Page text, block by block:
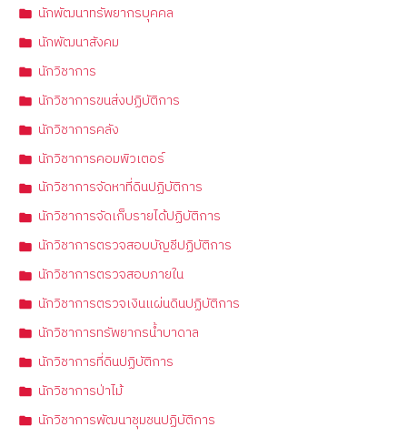
นักพัฒนาทรัพยากรบุคคล
นักพัฒนาสังคม
นักวิชาการ
นักวิชาการขนส่งปฏิบัติการ
นักวิชาการคลัง
นักวิชาการคอมพิวเตอร์
นักวิชาการจัดหาที่ดินปฏิบัติการ
นักวิชาการจัดเก็บรายได้ปฏิบัติการ
นักวิชาการตรวจสอบบัญชีปฏิบัติการ
นักวิชาการตรวจสอบภายใน
นักวิชาการตรวจเงินแผ่นดินปฏิบัติการ
นักวิชาการทรัพยากรน้ำบาดาล
นักวิชาการที่ดินปฏิบัติการ
นักวิชาการป่าไม้
นักวิชาการพัฒนาชุมชนปฏิบัติการ